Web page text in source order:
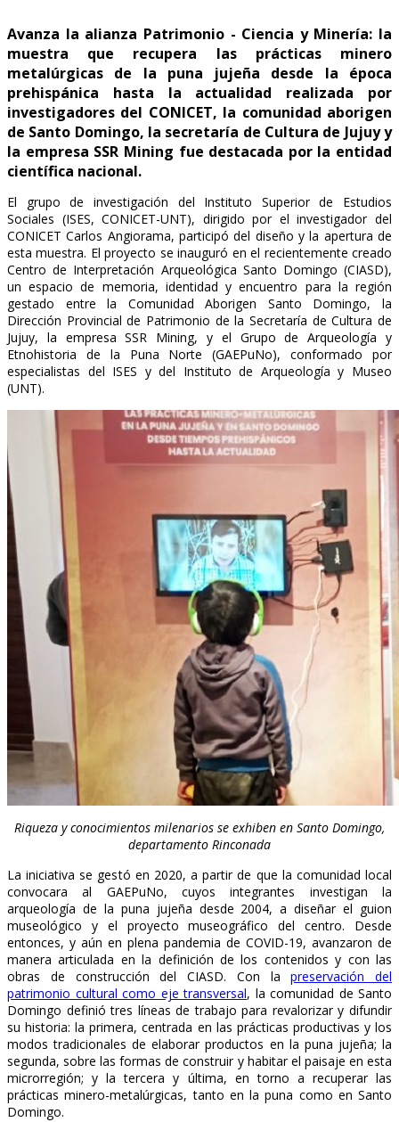
Avanza la alianza Patrimonio - Ciencia y Minería: la
muestra que recupera las prácticas minero
metalúrgicas de la puna jujeña desde la época
prehispánica hasta la actualidad realizada por
investigadores del CONICET, la comunidad aborigen
de Santo Domingo, la secretaría de Cultura de Jujuy y
la empresa SSR Mining fue destacada por la entidad
científica nacional.
El grupo de investigación del Instituto Superior de Estudios
Sociales (ISES, CONICET-UNT), dirigido por el investigador del
CONICET Carlos Angiorama, participó del diseño y la apertura de
esta muestra. El proyecto se inauguró en el recientemente creado
Centro de Interpretación Arqueológica Santo Domingo (CIASD),
un espacio de memoria, identidad y encuentro para la región
gestado entre la Comunidad Aborigen Santo Domingo, la
Dirección Provincial de Patrimonio de la Secretaría de Cultura de
Jujuy, la empresa SSR Mining, y el Grupo de Arqueología y
Etnohistoria de la Puna Norte (GAEPuNo), conformado por
especialistas del ISES y del Instituto de Arqueología y Museo
(UNT).
Riqueza y conocimientos milenarios se exhiben en Santo Domingo,
departamento Rinconada
La iniciativa se gestó en 2020, a partir de que la comunidad local
convocara al GAEPuNo, cuyos integrantes investigan la
arqueología de la puna jujeña desde 2004, a diseñar el guion
museológico y el proyecto museográfico del centro. Desde
entonces, y aún en plena pandemia de COVID-19, avanzaron de
manera articulada en la definición de los contenidos y con las
obras de construcción del CIASD. Con lapreservación del
patrimonio cultural como eje transversal, la comunidad de Santo
Domingo definió tres líneas de trabajo para revalorizar y difundir
su historia: la primera, centrada en las prácticas productivas y los
modos tradicionales de elaborar productos en la puna jujeña; la
segunda, sobre las formas de construir y habitar el paisaje en esta
microrregión; y la tercera y última, en torno a recuperar las
prácticas minero-metalúrgicas, tanto en la puna como en Santo
Domingo.